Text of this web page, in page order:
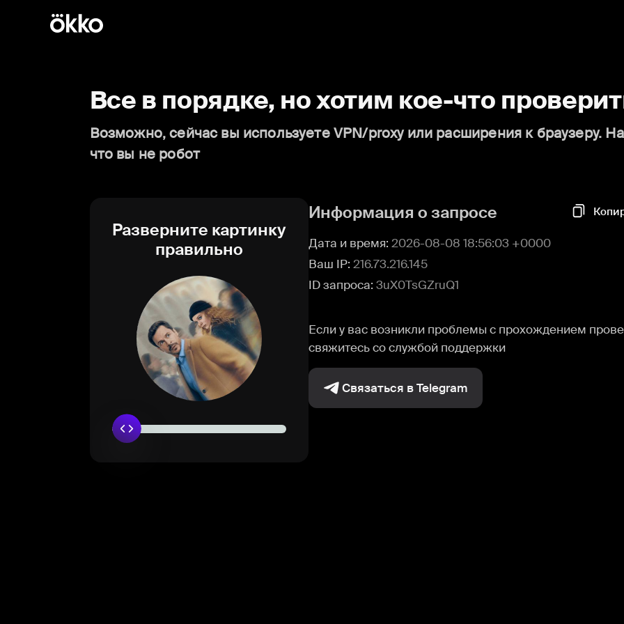
Все в порядке, но хотим кое-что
Возможно, сейчас вы используете VPN/proxy или расширения к браузеру.
что вы не робот
Разверните картинку
правильно
Информация о запросе
Дата и время: 2026-08-08 18:56:03 +0000
Ваш IP: 216.73.216.145
ID запроса: 3uX0TsGZruQ1
Если у вас возникли проблемы с прохождением
свяжитесь со службой поддержки
Связаться в Telegram